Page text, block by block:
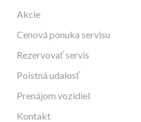
Akcie
Cenová ponuka servisu
Rezervovať servis
Poistná udalosť
Prenájom vozidiel
Kontakt